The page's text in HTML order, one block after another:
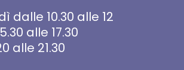
dalle 10.30 alle 12
alle 17.30
alle 21.30